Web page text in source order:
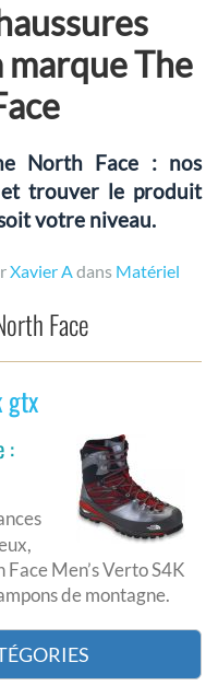
marque The
North Face : nos
trouver le produit
votre niveau.
Xavier Adans Matériel
Face
gtx
:
Men’s Verto S4K
de montagne.